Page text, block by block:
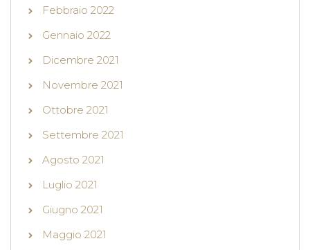
Febbraio 2022
Gennaio 2022
Dicembre 2021
Novembre 2021
Ottobre 2021
Settembre 2021
Agosto 2021
Luglio 2021
Giugno 2021
Maggio 2021